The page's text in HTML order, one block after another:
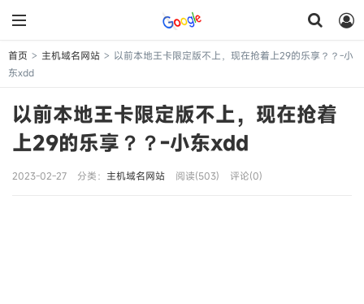
首页 > 主机域名网站 > 以前本地王卡限定版不上，现在抢着上29的乐享？？-小
东xdd
以前本地王卡限定版不上，现在抢着
上29的乐享？？-小东xdd
2023-02-27 分类： 主机域名网站 阅读(503) 评论(0)